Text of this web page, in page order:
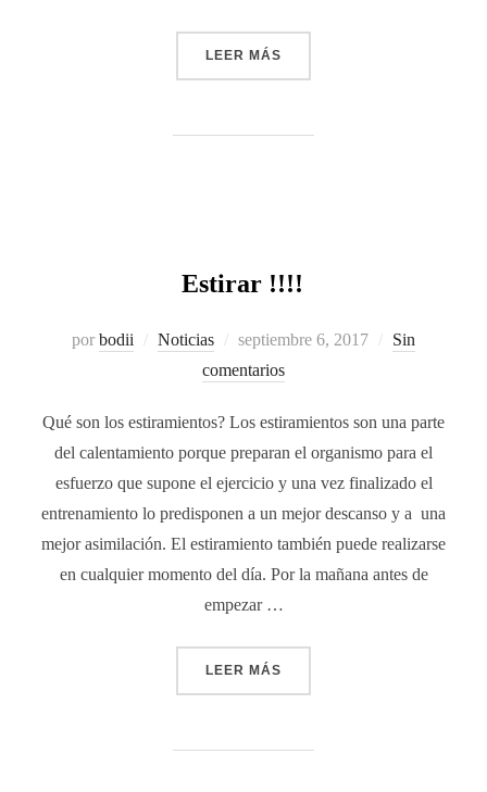
LEER MÁS
Estirar !!!!
por bodii Noticias septiembre 6, 2017
Sin
comentarios
Qué son los estiramientos? Los estiramientos son una parte
del calentamiento porque preparan el organismo para el
esfuerzo que supone el ejercicio y una vez finalizado el
entrenamiento lo predisponen a un mejor descanso y a una
mejor asimilación. El estiramiento también puede realizarse
en cualquier momento del día. Por la mañana antes de
empezar …
LEER MÁS